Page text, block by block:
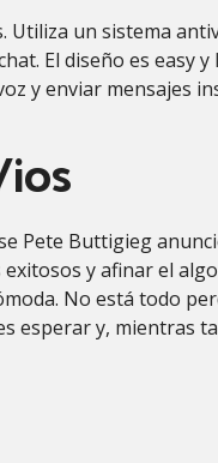
un sistema
El diseño es easy
y enviar mensajes
Pete Buttigieg
y afinar el
No está todo
esperar y, mientras